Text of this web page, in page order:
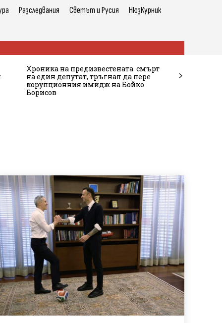
Разследвания Светът и Русия НюзКурник
Хроника на предизвестената смърт
на един депутат, тръгнал да пере
корупционния имидж на Бойко
Борисов